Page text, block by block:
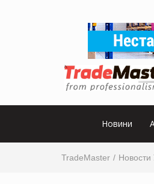
Новини
TradeMaster Новости